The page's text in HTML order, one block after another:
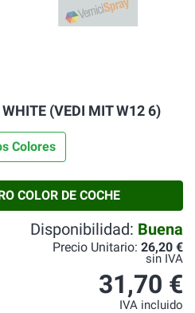
(VEDI MIT W12 6)
Colores
COLOR DE COCHE
Disponibilidad: Buena
Precio Unitario: 26,20 €
sin IVA
31,70 €
IVA incluido